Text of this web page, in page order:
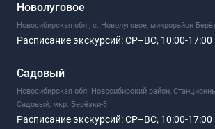
Новолуговое
Новосибирская обл., с. Новолуговое, микрорайон
Расписание экскурсий:СР–ВС, 10:00-17:00
Садовый
Новосибирская обл. Новосибирский район,
Садовый, мкр. Берёзки-3
Расписание экскурсий:СР–ВС, 10:00-17:00